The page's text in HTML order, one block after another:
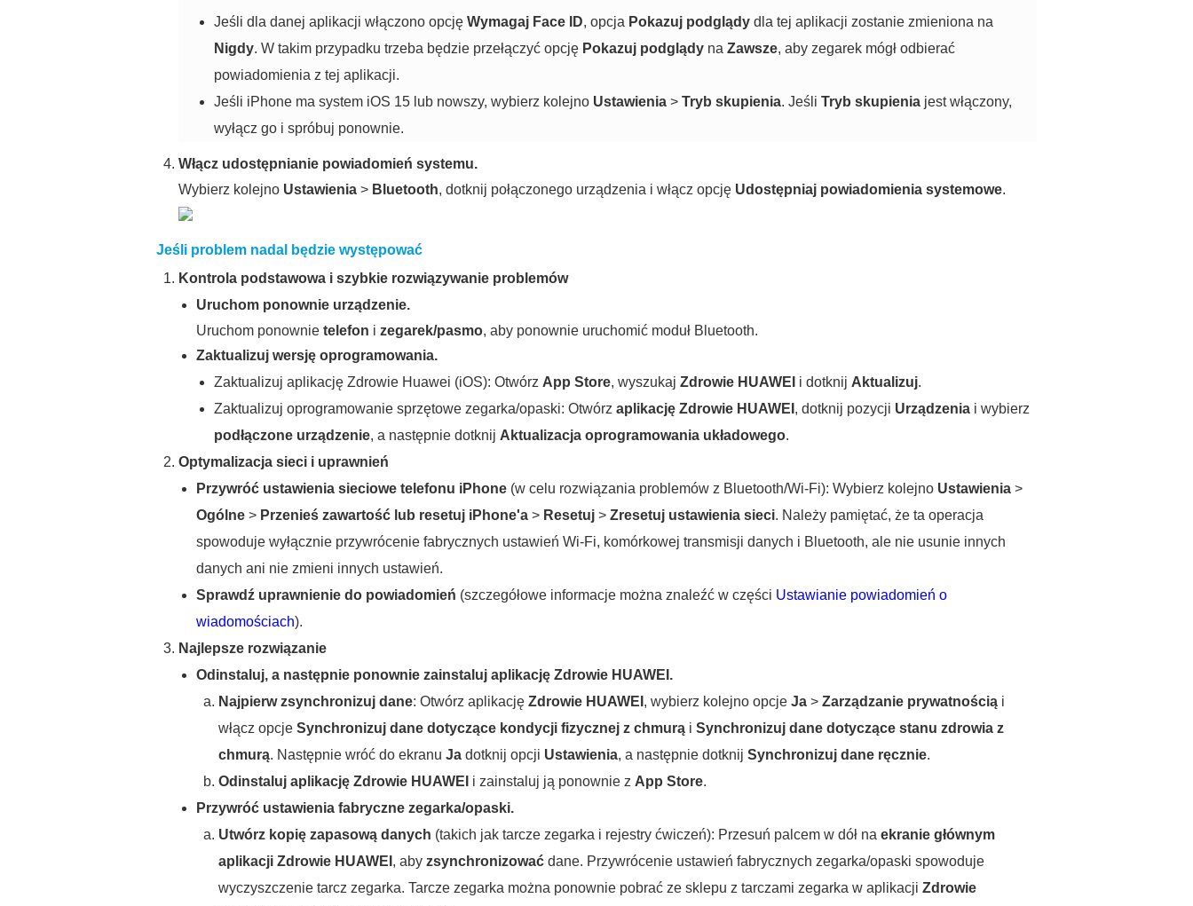
Jeśli dla danej aplikacji włączono opcję Wymagaj Face ID, opcja Pokazuj podglądydla tej aplikacji zostanie zmieniona na
Nigdy. W takim przypadku trzeba będzie przełączyć opcję Pokazuj podglądyna Zawsze, aby zegarek mógł odbierać
powiadomienia z tej aplikacji.
Jeśli iPhone ma system iOS 15 lub nowszy, wybierz kolejno Ustawienia> Tryb skupienia. Jeśli Tryb skupieniajest włączony,
wyłącz go i spróbuj ponownie.
Włącz udostępnianie powiadomień systemu.
Wybierz kolejno Ustawienia> Bluetooth, dotknij połączonego urządzenia i włącz opcję Udostępniaj powiadomienia systemowe.
Jeśli problem nadal będzie występować
Kontrola podstawowa i szybkie rozwiązywanie problemów
Uruchom ponownie urządzenie.
Uruchom ponownie telefon i zegarek/pasmo, aby ponownie uruchomić moduł Bluetooth.
Zaktualizuj wersję oprogramowania.
Zaktualizuj aplikację Zdrowie Huawei (iOS): Otwórz App Store, wyszukaj Zdrowie HUAWEI i dotknij Aktualizuj.
Zaktualizuj oprogramowanie sprzętowe zegarka/opaski: Otwórz aplikację Zdrowie HUAWEI , dotknij pozycji Urządzeniai wybierz
podłączone urządzenie, a następnie dotknij Aktualizacja oprogramowania układowego.
Optymalizacja sieci i uprawnień
Przywróć ustawienia sieciowe telefonu iPhone(w celu rozwiązania problemów z Bluetooth/Wi-Fi): Wybierz kolejno Ustawienia>
Ogólne> Przenieś zawartość lub resetuj iPhone'a> Resetuj> Zresetuj ustawienia sieci. Należy pamiętać, że ta operacja
spowoduje wyłącznie przywrócenie fabrycznych ustawień Wi-Fi, komórkowej transmisji danych i Bluetooth, ale nie usunie innych
danych ani nie zmieni innych ustawień.
Sprawdź uprawnienie do powiadomień (szczegółowe informacje można znaleźć w części Ustawianie powiadomień o
wiadomościach).
Najlepsze rozwiązanie
Odinstaluj, a następnie ponownie zainstaluj aplikację Zdrowie HUAWEI.
Najpierw zsynchronizuj dane: Otwórz aplikację Zdrowie HUAWEI , wybierz kolejno opcje Ja> Zarządzanie prywatnościąi
włącz opcje Synchronizuj dane dotyczące kondycji fizycznej z chmurąi Synchronizuj dane dotyczące stanu zdrowia z
chmurą. Następnie wróć do ekranu Jadotknij opcji Ustawienia, a następnie dotknij Synchronizuj dane ręcznie.
Odinstaluj aplikację Zdrowie HUAWEI i zainstaluj ją ponownie z App Store.
Przywróć ustawienia fabryczne zegarka/opaski.
Utwórz kopię zapasową danych (takich jak tarcze zegarka i rejestry ćwiczeń): Przesuń palcem w dół na ekranie głównym
aplikacji Zdrowie HUAWEI , aby zsynchronizowaćdane. Przywrócenie ustawień fabrycznych zegarka/opaski spowoduje
wyczyszczenie tarcz zegarka. Tarcze zegarka można ponownie pobrać ze sklepu z tarczami zegarka w aplikacji Zdrowie